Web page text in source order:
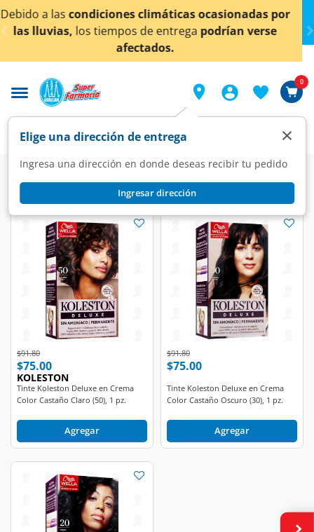
< div class="carousel-inner">
climáticas ocasionadas por
de entregapodrían verse
¡Ahora también
Elige una dirección de entrega
Ingresa una dirección en donde deseas recibir tu pedido
Ingresar dirección
×
0
(3 productos)
Price reduced from
$91.80to
$75.00
KOLESTON
Tinte Koleston Deluxe en Crema
Color Castaño Claro (50), 1 pz.
Agregar
Price reduced from
$91.80to
$75.00
Tinte Koleston Deluxe en Crema
Color Castaño Oscuro (30), 1 pz.
Agregar